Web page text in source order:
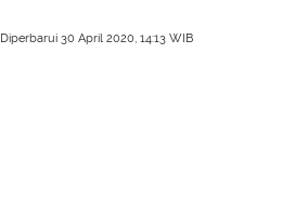
Diperbarui 30 April 2020, 14:13 WIB